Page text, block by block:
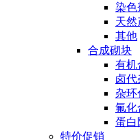
染色
天然
其他
合成砌块
有机
卤代
杂环
氟化
蛋白
特价促销